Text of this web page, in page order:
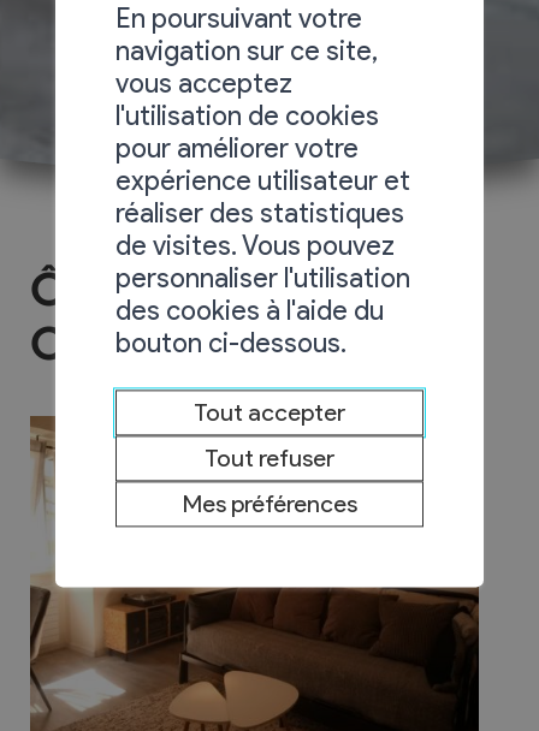
Ô Roupillon - Chez
Carol
En poursuivant votre
navigation sur ce site,
vous acceptez
l'utilisation de cookies
pour améliorer votre
expérience utilisateur et
réaliser des statistiques
de visites. Vous pouvez
personnaliser l'utilisation
des cookies à l'aide du
bouton ci-dessous.
Tout accepter
Tout refuser
Mes préférences